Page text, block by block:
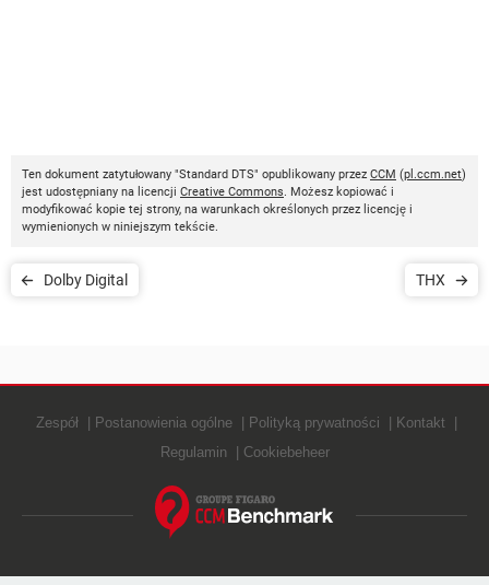
Ten dokument zatytułowany "Standard DTS" opublikowany przez CCM (pl.ccm.net)
jest udostępniany na licencji Creative Commons. Możesz kopiować i
modyfikować kopie tej strony, na warunkach określonych przez licencję i
wymienionych w niniejszym tekście.
Dolby Digital THX
Zespół Postanowienia ogólne Polityką prywatności
Kontakt
Regulamin
Cookiebeheer